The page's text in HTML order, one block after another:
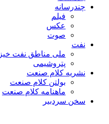
چندرسانه
فیلم
عکس
صوت
نفت
ملی مناطق نفت خیز
پتروشیمی
نشریه کلام صنعت
بولتن کلام صنعت
ماهنامه کلام صنعت
سخن سردبیر